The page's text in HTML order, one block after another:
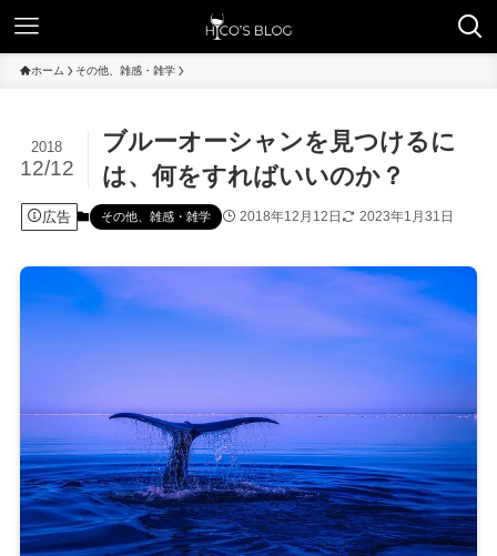
ホーム その他、雑感・雑学
ブルーオーシャンを見つけるに
は、何をすればいいのか？
2018
12/12
広告 その他、雑感・雑学 2018年12月12日 2023年1月31日